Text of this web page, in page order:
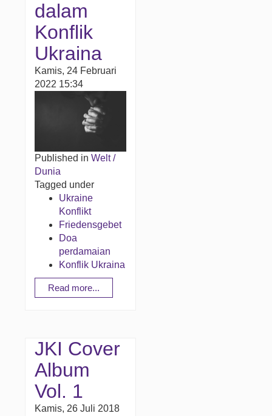
dalam
Konflik
Ukraina
Kamis, 24 Februari
2022 15:34
Published in Welt /
Dunia
Tagged under
Ukraine
Konflikt
Friedensgebet
Doa
perdamaian
Konflik Ukraina
Read more...
JKI Cover
Album
Vol. 1
Kamis, 26 Juli 2018